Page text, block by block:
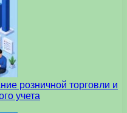
розничной торговли и
учета